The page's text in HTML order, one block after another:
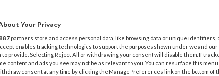
moet anders
of je hebt meegemaakt hoe iemand
dat tijdens je tijd op de
vertonen wereldwijd tot 600
Your Privacy
887 partners store and access personal data, like browsing data or unique identifiers,
enables tracking technologies to support the purposes shown under we and
to provide. Selecting Reject All or withdrawing your consent will disable them. If
content and ads you see may not be as relevant to you. You can resurface this
consent at any time by clicking the Manage Preferences link on the bottom of